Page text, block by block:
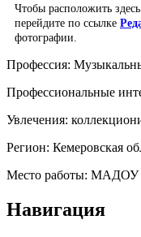
Чтобы расположить
перейдите по ссылке
фотографии.
Профессия:
Профессиональные
Увлечения:
Регион: Кемеровская
Место работы: МАДОУ
Навигация